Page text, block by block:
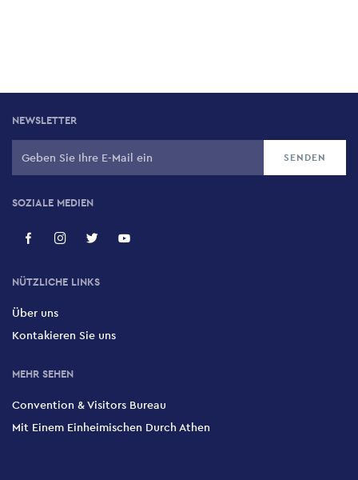
NEWSLETTER
SOZIALE MEDIEN
NÜTZLICHE LINKS
Über uns
Kontakieren Sie uns
MEHR SEHEN
Convention & Visitors Bureau
Mit Einem Einheimischen Durch Athen